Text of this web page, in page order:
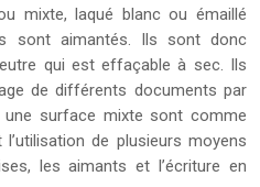
mixte, laqué blanc ou émaillé
sont aimantés. Ils sont donc
qui est effaçable à sec. Ils
de différents documents par
une surface mixte sont comme
de plusieurs moyens
les aimants et l’écriture en